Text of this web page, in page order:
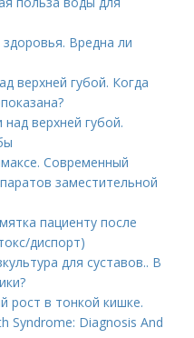
Вредна ли
верхней губой. Когда
верхней губой.
Современный
заместительной
пациенту после
диспорт)
для суставов.. В
рост в тонкой кишке.
Syndrome: Diagnosis And